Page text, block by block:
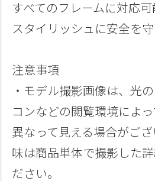
すべてのフレームに対応可
スタイリッシュに安全を守
注意事項
・モデル撮影画像は、光
コンなどの閲覧環境によ
異なって見える場合がご
味は商品単体で撮影した
ださい。